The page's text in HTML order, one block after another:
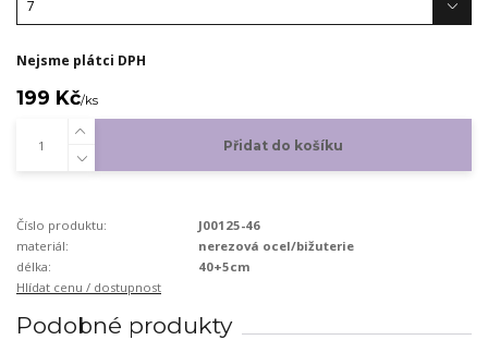
Nejsme plátci DPH
199 Kč/ks
Přidat do košíku
Číslo produktu:
J00125-46
materiál:
nerezová ocel/bižuterie
délka:
40+5cm
Hlídat cenu / dostupnost
Podobné produkty